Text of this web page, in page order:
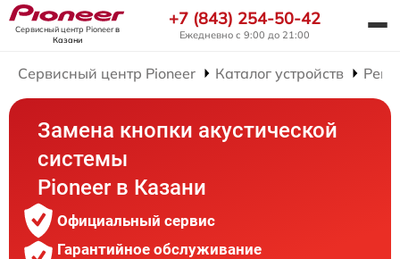
Сервисный центр Pioneerв
Казани
+7 (843) 254-50-42
Ежедневно с 9:00 до 21:00
Сервисный центр Pioneer Каталог устройств
Замена кнопки акустической
системы
Pioneer в Казани
Официальный сервис
Гарантийное обслуживание